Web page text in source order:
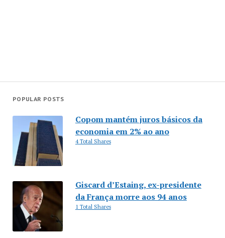
POPULAR POSTS
Copom mantém juros básicos da
economia em 2% ao ano
4 Total Shares
Giscard d’Estaing, ex-presidente
da França morre aos 94 anos
1 Total Shares